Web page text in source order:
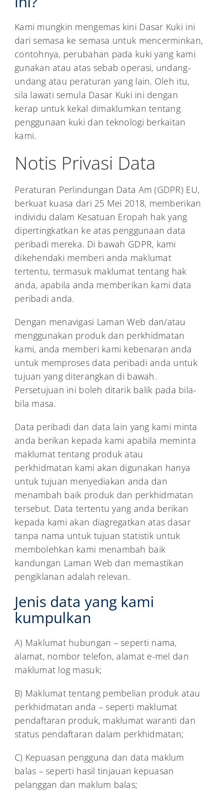
Kami mungkin mengemas kini Dasar Kuki ini
dari semasa ke semasa untuk mencerminkan,
contohnya, perubahan pada kuki yang kami
gunakan atau atas sebab operasi, undang-
undang atau peraturan yang lain. Oleh itu,
sila lawati semula Dasar Kuki ini dengan
kerap untuk kekal dimaklumkan tentang
penggunaan kuki dan teknologi berkaitan
kami.
Notis Privasi Data
Peraturan Perlindungan Data Am (GDPR) EU,
berkuat kuasa dari 25 Mei 2018, memberikan
individu dalam Kesatuan Eropah hak yang
dipertingkatkan ke atas penggunaan data
peribadi mereka. Di bawah GDPR, kami
dikehendaki memberi anda maklumat
tertentu, termasuk maklumat tentang hak
anda, apabila anda memberikan kami data
peribadi anda.
Dengan menavigasi Laman Web dan/atau
menggunakan produk dan perkhidmatan
kami, anda memberi kami kebenaran anda
untuk memproses data peribadi anda untuk
tujuan yang diterangkan di bawah.
Persetujuan ini boleh ditarik balik pada bila-
bila masa.
Data peribadi dan data lain yang kami minta
anda berikan kepada kami apabila meminta
maklumat tentang produk atau
perkhidmatan kami akan digunakan hanya
untuk tujuan menyediakan anda dan
menambah baik produk dan perkhidmatan
tersebut. Data tertentu yang anda berikan
kepada kami akan diagregatkan atas dasar
tanpa nama untuk tujuan statistik untuk
membolehkan kami menambah baik
kandungan Laman Web dan memastikan
pengiklanan adalah relevan.
Jenis data yang kami
kumpulkan
A) Maklumat hubungan – seperti nama,
alamat, nombor telefon, alamat e-mel dan
maklumat log masuk;
B) Maklumat tentang pembelian produk atau
perkhidmatan anda – seperti maklumat
pendaftaran produk, maklumat waranti dan
status pendaftaran dalam perkhidmatan;
C) Kepuasan pengguna dan data maklum
balas – seperti hasil tinjauan kepuasan
pelanggan dan maklum balas;